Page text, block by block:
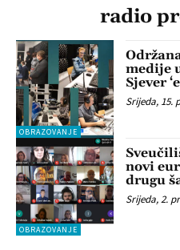
radio
OBRAZOVANJE
medije
Sjever
Srijeda, 15.
OBRAZOVANJE
novi
drugu
Srijeda, 2.